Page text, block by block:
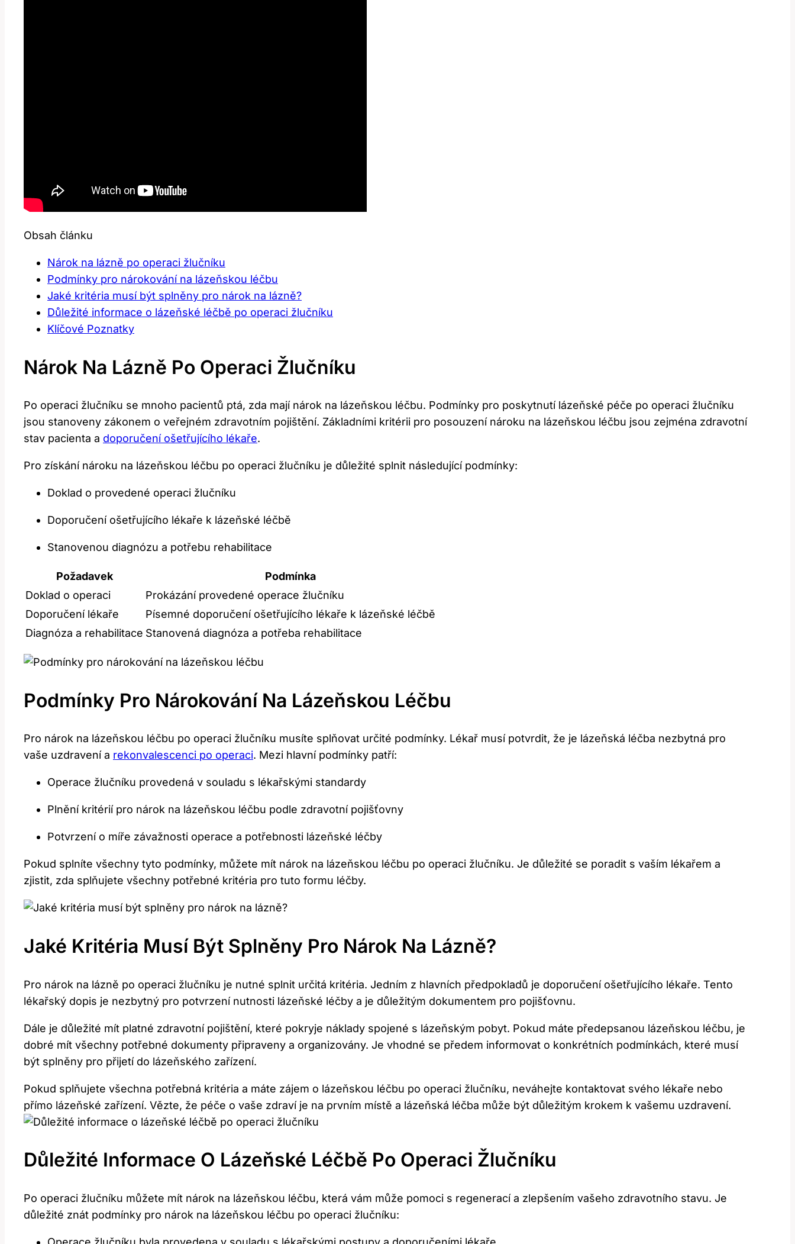
Obsah článku
Nárok na lázně po operaci žlučníku
Podmínky pro nárokování na lázeňskou léčbu
Jaké kritéria musí být splněny pro nárok na lázně?
Důležité informace o lázeňské léčbě po operaci žlučníku
Klíčové Poznatky
Nárok Na Lázně Po Operaci Žlučníku
Po operaci žlučníku se mnoho pacientů ptá, zda mají nárok na lázeňskou léčbu. Podmínky pro poskytnutí lázeňské péče po operaci žlučníku
jsou stanoveny zákonem o veřejném zdravotním pojištění. Základními kritérii pro posouzení nároku na lázeňskou léčbu jsou zejména zdravotní
stav pacienta a doporučení ošetřujícího lékaře.
Pro získání nároku na lázeňskou léčbu po operaci žlučníku je důležité splnit následující podmínky:
Doklad o provedené operaci žlučníku
Doporučení ošetřujícího lékaře k lázeňské léčbě
Stanovenou diagnózu a potřebu rehabilitace
Požadavek
Podmínka
Doklad o operaci
Prokázání provedené operace žlučníku
Doporučení lékaře
Písemné doporučení ošetřujícího lékaře k lázeňské léčbě
Diagnóza a rehabilitace Stanovená diagnóza a potřeba rehabilitace
Podmínky Pro Nárokování Na Lázeňskou Léčbu
Pro nárok na lázeňskou léčbu po operaci žlučníku musíte splňovat určité podmínky. Lékař musí potvrdit, že je lázeňská léčba nezbytná pro
vaše uzdravení a rekonvalescenci po operaci. Mezi hlavní podmínky patří:
Operace žlučníku provedená v souladu s lékařskými standardy
Plnění kritérií pro nárok na lázeňskou léčbu podle zdravotní pojišťovny
Potvrzení o míře závažnosti operace a potřebnosti lázeňské léčby
Pokud splníte všechny tyto podmínky, můžete mít nárok na lázeňskou léčbu po operaci žlučníku. Je důležité se poradit s vaším lékařem a
zjistit, zda splňujete všechny potřebné kritéria pro tuto formu léčby.
Jaké Kritéria Musí Být Splněny Pro Nárok Na Lázně?
Pro nárok na lázně po operaci žlučníku je nutné splnit určitá kritéria. Jedním z hlavních předpokladů je doporučení ošetřujícího lékaře. Tento
lékařský dopis je nezbytný pro potvrzení nutnosti lázeňské léčby a je důležitým dokumentem pro pojišťovnu.
Dále je důležité mít platné zdravotní pojištění, které pokryje náklady spojené s lázeňským pobyt. Pokud máte předepsanou lázeňskou léčbu, je
dobré mít všechny potřebné dokumenty připraveny a organizovány. Je vhodné se předem informovat o konkrétních podmínkách, které musí
být splněny pro přijetí do lázeňského zařízení.
Pokud splňujete všechna potřebná kritéria a máte zájem o lázeňskou léčbu po operaci žlučníku, neváhejte kontaktovat svého lékaře nebo
přímo lázeňské zařízení. Vězte, že péče o vaše zdraví je na prvním místě a lázeňská léčba může být důležitým krokem k vašemu uzdravení.
Důležité Informace O Lázeňské Léčbě Po Operaci Žlučníku
Po operaci žlučníku můžete mít nárok na lázeňskou léčbu, která vám může pomoci s regenerací a zlepšením vašeho zdravotního stavu. Je
důležité znát podmínky pro nárok na lázeňskou léčbu po operaci žlučníku: